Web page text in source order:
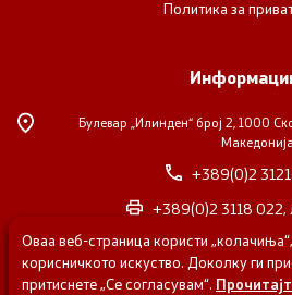
Предлози по години
Дијалог меѓу Владата и
Отворени денови за
организации
Политика за
Булевар „Илинден“ број 2, 1000
Македонија
+389(0)2
+389(0)2 3118 022,
Оваа веб-страница користи
корисничкото искуство. Доколку ги
притиснете „Се согласувам“.